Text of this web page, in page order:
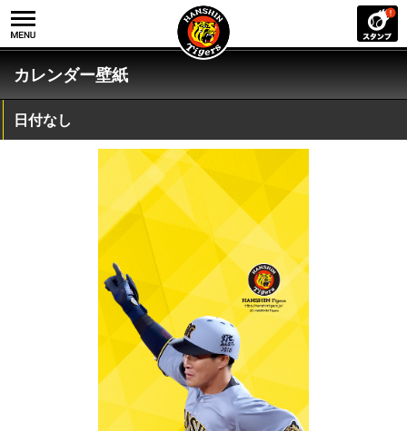
カレンダー壁紙
日付なし